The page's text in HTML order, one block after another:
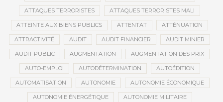
ATTAQUES TERRORISTES ATTAQUES TERRORISTES MALI
ATTEINTE AUX BIENS PUBLICS ATTENTAT ATTÉNUATION
ATTRACTIVITÉ AUDIT AUDIT FINANCIER AUDIT MINIER
AUDIT PUBLIC AUGMENTATION AUGMENTATION DES PRIX
AUTO-EMPLOI AUTODÉTERMINATION AUTOÉDITION
AUTOMATISATION AUTONOMIE AUTONOMIE ÉCONOMIQUE
AUTONOMIE ÉNERGÉTIQUE AUTONOMIE MILITAIRE